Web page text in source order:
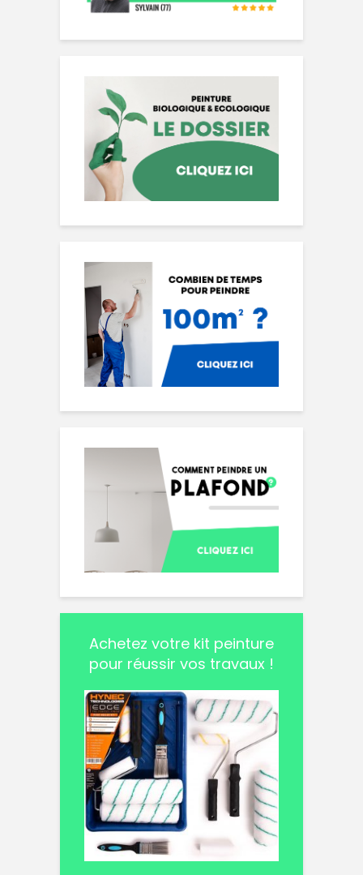
Achetez votre kit peinture
pour réussir vos travaux !